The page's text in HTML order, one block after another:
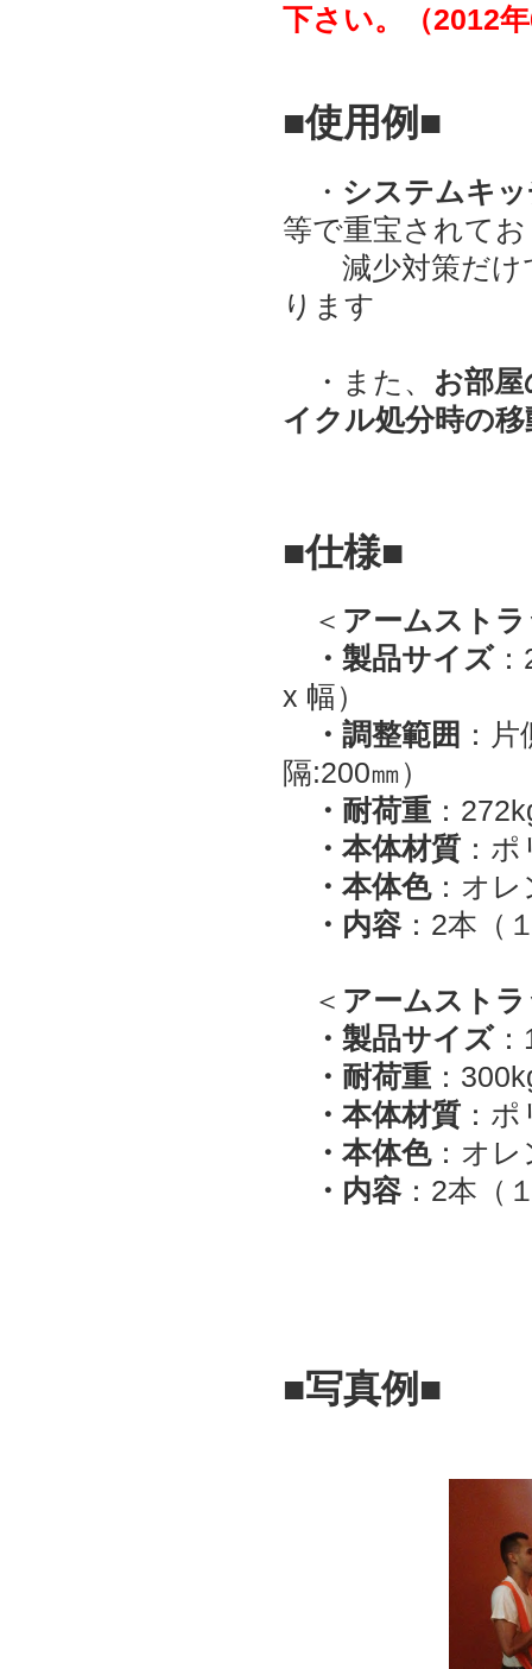
下さい。（2012
■使用例■
・ システムキ
等で重宝されて
減少対策だけ
ります
・また、 お部
イクル処分時の移
■仕様■
＜ アームスト
・製品サイズ：
x 幅）
・調整範囲 ：
隔:200㎜）
・耐荷重 ：
・本体材質 ：
・本体色：オレ
・内容：2本（
＜ アームスト
・製品サイズ：
・耐荷重 ：
・本体材質 ：
・本体色：オレ
・内容：2本（
■写真例■